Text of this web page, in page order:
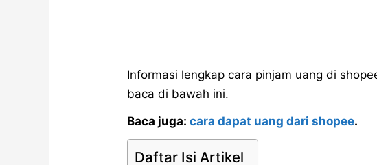
Informasi lengkap cara pinjam uang di
baca di bawah ini.
Baca juga:cara dapat uang dari shopee.
Daftar Isi Artikel